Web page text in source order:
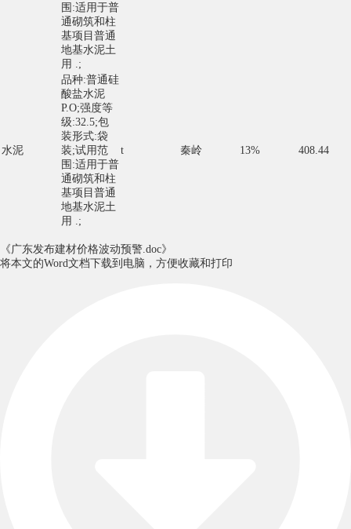
围:适用于普
通砌筑和柱
基项目普通
地基水泥土
用 .;
水泥
品种:普通硅
酸盐水泥
P.O;强度等
级:32.5;包
装形式:袋
装;试用范
围:适用于普
通砌筑和柱
基项目普通
地基水泥土
用 .;
t 秦岭 13% 408.44
《广东发布建材价格波动预警.doc》
将本文的Word文档下载到电脑，方便收藏和打印